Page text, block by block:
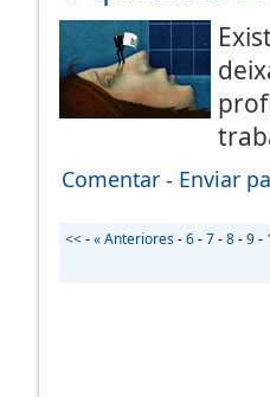
Comentar - Enviar
<<-« Anteriores-6-7-8-9-